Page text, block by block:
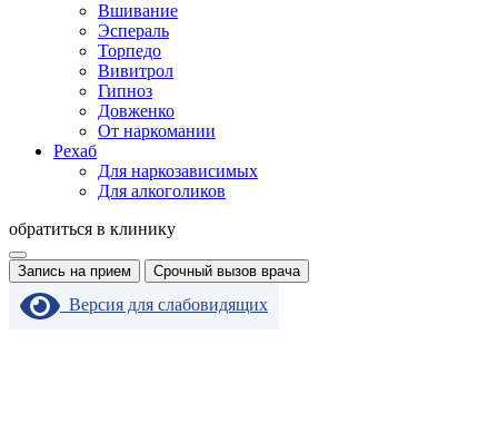
Вшивание
Эспераль
Торпедо
Вивитрол
Гипноз
Довженко
От наркомании
Рехаб
Для наркозависимых
Для алкоголиков
обратиться в клинику
Запись на прием Срочный вызов врача
Версия для слабовидящих